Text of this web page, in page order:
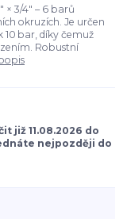
× 3/4" – 6 barů
okruzích. Je určen
10 bar, díky čemuž
Robustní
již 11.08.2026 do
nejpozději do